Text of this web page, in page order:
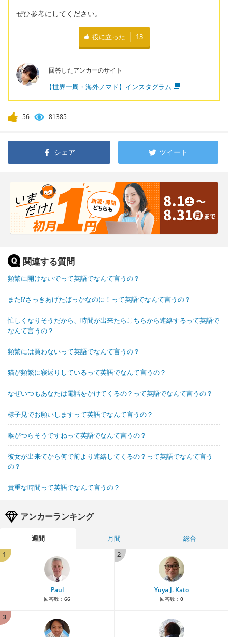
ぜひ参考にしてください。
役に立った 13
回答したアンカーのサイト
【世界一周・海外ノマド】インスタグラム
56 81385
シェア ツイート
関連する質問
頻繁に開けないでって英語でなんて言うの？
また!?さっきあげたばっかなのに！って英語でなんて言うの？
忙しくなりそうだから、時間が出来たらこちらから連絡するって英語で
なんて言うの？
頻繁には買わないって英語でなんて言うの？
猫が頻繁に寝返りしているって英語でなんて言うの？
なぜいつもあなたは電話をかけてくるの？って英語でなんて言うの？
様子見でお願いしますって英語でなんて言うの？
喉がつらそうですねって英語でなんて言うの？
彼女が出来てから何で前より連絡してくるの？って英語でなんて言う
の？
貴重な時間って英語でなんて言うの？
アンカーランキング
週間 月間
総合
1
Paul
回答数： 66
2
Yuya J. Kato
回答数： 0
3